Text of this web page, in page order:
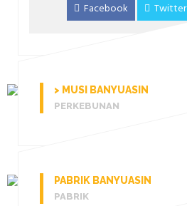
Facebook
Twitter
> MUSI BANYUASIN
PERKEBUNAN
PABRIK BANYUASIN
PABRIK